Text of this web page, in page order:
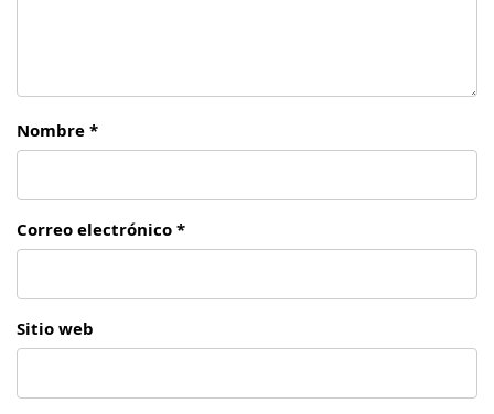
Nombre *
Correo electrónico *
Sitio web